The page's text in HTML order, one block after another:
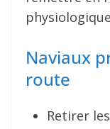
Naviaux
route
Retirer